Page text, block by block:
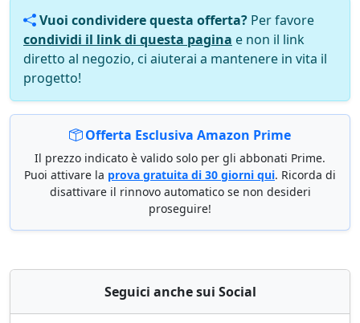
Vuoi condividere questa offerta? Per favore
condividi il link di questa pagina e non il link
diretto al negozio, ci aiuterai a mantenere in vita il
progetto!
Offerta Esclusiva Amazon Prime
Il prezzo indicato è valido solo per gli abbonati Prime.
Puoi attivare la prova gratuita di 30 giorni qui. Ricorda di
disattivare il rinnovo automatico se non desideri
proseguire!
Seguici anche sui Social